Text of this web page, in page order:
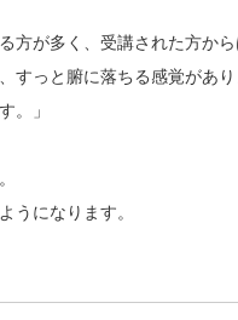
方が多く、受講された方から
すっと腑に落ちる感覚があり
。」
うになります。